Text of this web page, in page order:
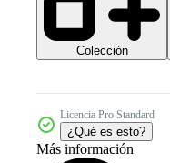
Colección
Licencia Pro Standard
¿Qué es esto?
Más información